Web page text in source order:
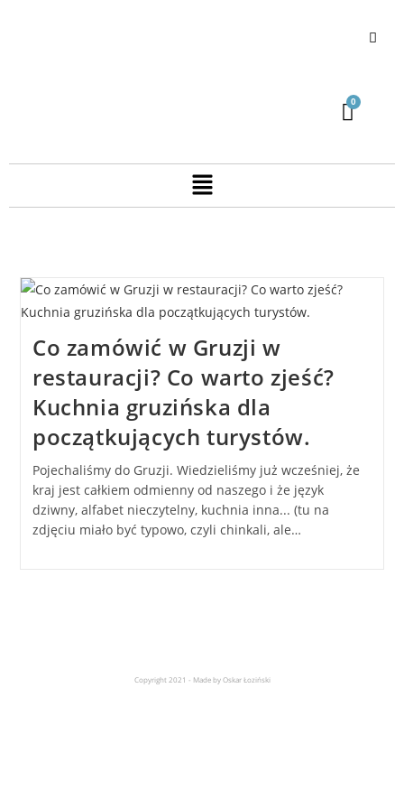
Co zamówić w Gruzji w
restauracji? Co warto zjeść?
Kuchnia gruzińska dla
początkujących turystów.
Pojechaliśmy do Gruzji. Wiedzieliśmy już wcześniej, że
kraj jest całkiem odmienny od naszego i że język
dziwny, alfabet nieczytelny, kuchnia inna... (tu na
zdjęciu miało być typowo, czyli chinkali, ale…
Copyright 2021 - Made by Oskar Łoziński